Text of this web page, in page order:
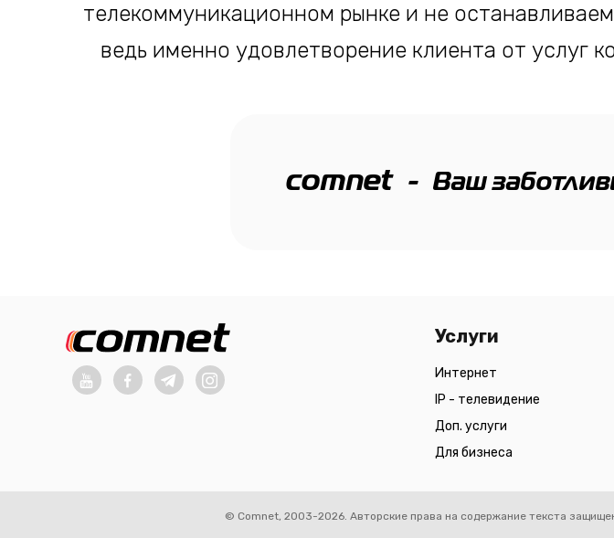
телекоммуникационном рынке и не
ведь именно удовлетворение клиента от услуг
comnet - Ваш
Услуги
Интернет
IP - телевидение
Доп. услуги
Для бизнеса
© Comnet, 2003-2026. Авторские права на содержание текста